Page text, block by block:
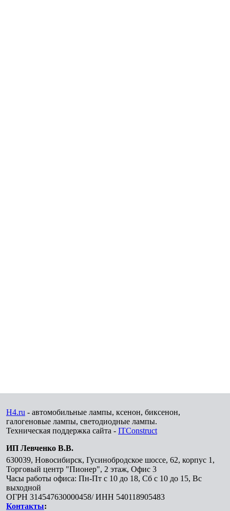
H4.ru - автомобильные лампы, ксенон, биксенон,
галогеновые лампы, светодиодные лампы.
Техническая поддержка сайта - ITConstruct
ИП Левченко В.В.
630039, Новосибирск, Гусинобродское шоссе, 62, корпус 1,
Торговый центр "Пионер", 2 этаж, Офис 3
Часы работы офиса: Пн-Пт с 10 до 18, Сб с 10 до 15, Вс
выходной
ОГРН 314547630000458/ ИНН 540118905483
Контакты: